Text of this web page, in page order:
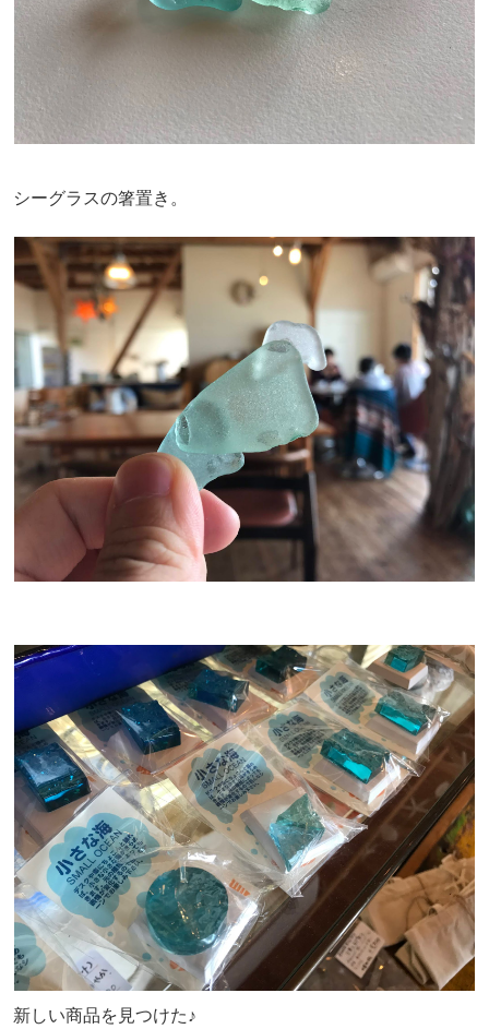
シーグラスの箸置き。
新しい商品を見つけた♪